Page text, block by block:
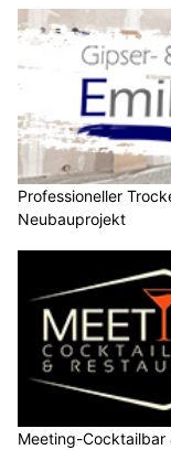
Professioneller
Neubauprojekt
Meeting-Cocktailbar